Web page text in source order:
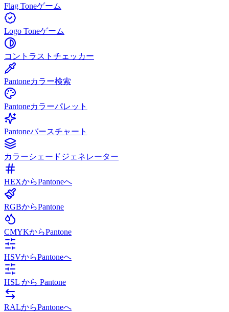
Flag Toneゲーム
Logo Toneゲーム
コントラストチェッカー
Pantoneカラー検索
Pantoneカラーパレット
Pantoneバースチャート
カラーシェードジェネレーター
HEXからPantoneへ
RGBからPantone
CMYKからPantone
HSVからPantoneへ
HSL から Pantone
RALからPantoneへ